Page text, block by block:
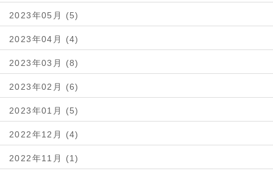
2023年05月 (5)
2023年04月 (4)
2023年03月 (8)
2023年02月 (6)
2023年01月 (5)
2022年12月 (4)
2022年11月 (1)